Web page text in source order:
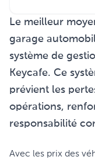
Le meilleur
garage
système de
Keycafe. Ce
prévient les
opérations,
responsabilité
Avec les prix des